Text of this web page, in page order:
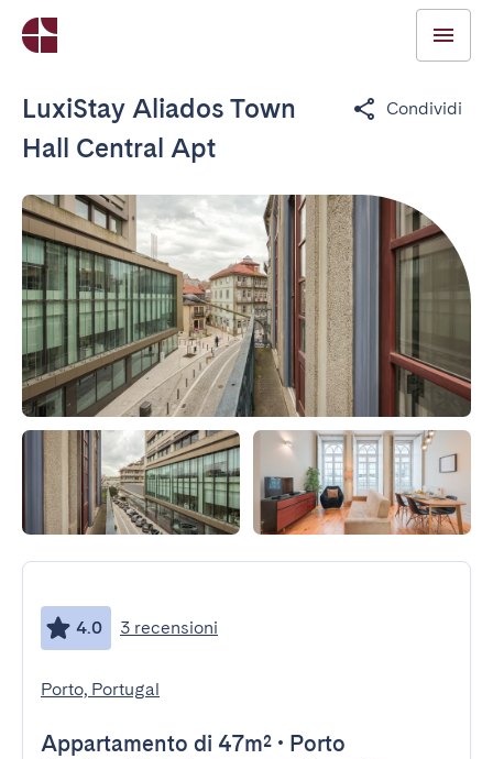
LuxiStay Aliados Town
Hall Central Apt
Condividi
4.0 3 recensioni
Porto, Portugal
Appartamento di 47m² • Porto